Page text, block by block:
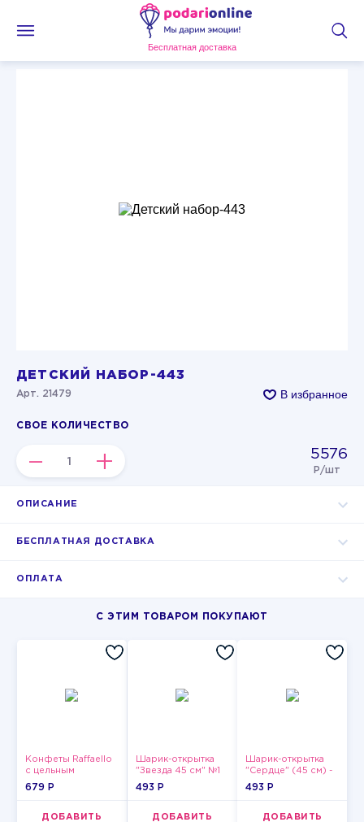
Бесплатная доставка
ДЕТСКИЙ НАБОР-443
Арт. 21479 В избранное
СВОЕ КОЛИЧЕСТВО
– + 5576
Р/шт
ОПИСАНИЕ
БЕСПЛАТНАЯ ДОСТАВКА
ОПЛАТА
С ЭТИМ ТОВАРОМ ПОКУПАЮТ
Конфеты Raffaello
с цельным
миндальным
обсыпке 150 г
679 P
ДОБАВИТЬ
Шарик-открытка
"Звезда 45 см" №1
493 P
ДОБАВИТЬ
Шарик-открытка
"Сердце" (45 см) -
2
493 P
ДОБАВИТЬ